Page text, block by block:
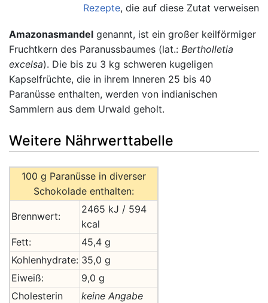
Rezepte, die auf diese Zutat verweisen.
Amazonasmandel genannt, ist ein großer keilförmiger
Fruchtkern des Paranussbaumes (lat.: Bertholletia
excelsa). Die bis zu 3 kg schweren kugeligen
Kapselfrüchte, die in ihrem Inneren 25 bis 40
Paranüsse enthalten, werden von indianischen
Sammlern aus dem Urwald geholt.
Weitere Nährwerttabelle
100 g Paranüsse in diverser
Schokolade enthalten:
Brennwert:
2465 kJ / 594
kcal
Fett:
45,4 g
Kohlenhydrate: 35,0 g
Eiweiß:
9,0 g
Cholesterin
keine Angabe